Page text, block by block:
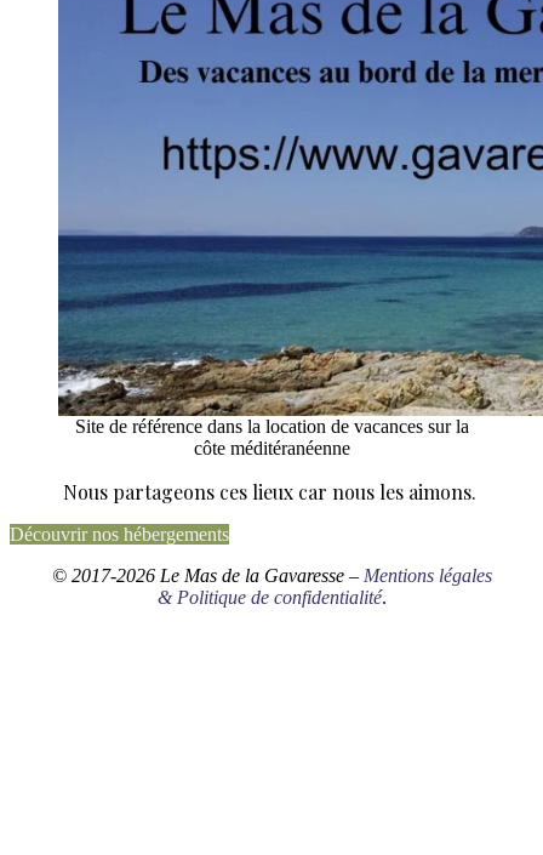
Site de référence dans la location de vacances sur la
côte méditéranéenne
Nous partageons ces lieux car nous les aimons.
Découvrir nos hébergements
© 2017-2026 Le Mas de la Gavaresse – Mentions légales
& Politique de confidentialité.